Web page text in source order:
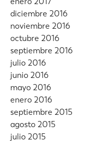
diciembre 2016
noviembre 2016
octubre 2016
septiembre 2016
julio 2016
junio 2016
mayo 2016
enero 2016
septiembre 2015
agosto 2015
julio 2015